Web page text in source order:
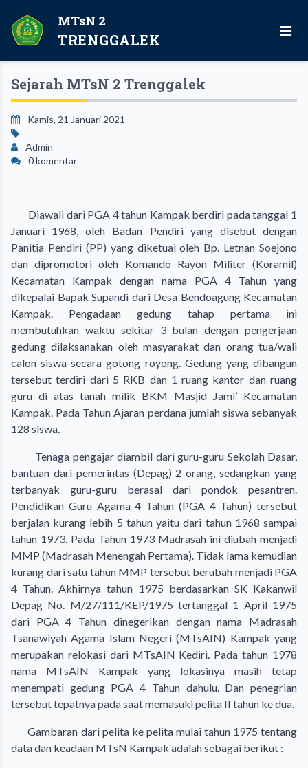
MTsN 2
TRENGGALEK
Sejarah MTsN 2 Trenggalek
Kamis, 21 Januari 2021
Admin
0 komentar
Diawali dari PGA 4 tahun Kampak berdiri pada tanggal 1
Januari 1968, oleh Badan Pendiri yang disebut dengan
Panitia Pendiri (PP) yang diketuai oleh Bp. Letnan Soejono
dan dipromotori oleh Komando Rayon Militer (Koramil)
Kecamatan Kampak dengan nama PGA 4 Tahun yang
dikepalai Bapak Supandi dari Desa Bendoagung Kecamatan
Kampak. Pengadaan gedung tahap pertama ini
membutuhkan waktu sekitar 3 bulan dengan pengerjaan
gedung dilaksanakan oleh masyarakat dan orang tua/wali
calon siswa secara gotong royong. Gedung yang dibangun
tersebut terdiri dari 5 RKB dan 1 ruang kantor dan ruang
guru di atas tanah milik BKM Masjid Jami’ Kecamatan
Kampak. Pada Tahun Ajaran perdana jumlah siswa sebanyak
128 siswa.
Tenaga pengajar diambil dari guru-guru Sekolah Dasar,
bantuan dari pemerintas (Depag) 2 orang, sedangkan yang
terbanyak guru-guru berasal dari pondok pesantren.
Pendidikan Guru Agama 4 Tahun (PGA 4 Tahun) tersebut
berjalan kurang lebih 5 tahun yaitu dari tahun 1968 sampai
tahun 1973. Pada Tahun 1973 Madrasah ini diubah menjadi
MMP (Madrasah Menengah Pertama). Tidak lama kemudian
kurang dari satu tahun MMP tersebut berubah menjadi PGA
4 Tahun. Akhirnya tahun 1975 berdasarkan SK Kakanwil
Depag No. M/27/111/KEP/1975 tertanggal 1 April 1975
dari PGA 4 Tahun dinegerikan dengan nama Madrasah
Tsanawiyah Agama Islam Negeri (MTsAIN) Kampak yang
merupakan relokasi dari MTsAIN Kediri. Pada tahun 1978
nama MTsAIN Kampak yang lokasinya masih tetap
menempati gedung PGA 4 Tahun dahulu. Dan penegrian
tersebut tepatnya pada saat memasuki pelita II tahun ke dua.
Gambaran dari pelita ke pelita mulai tahun 1975 tentang
data dan keadaan MTsN Kampak adalah sebagai berikut :